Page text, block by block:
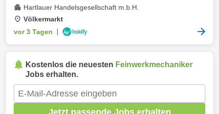
Hartlauer Handelsgesellschaft m.b.H.
Völkermarkt
vor 3 Tagen
Kostenlos die neuesten Feinwerkmechaniker
Jobs erhalten.
Jetzt passende Jobs erhalten